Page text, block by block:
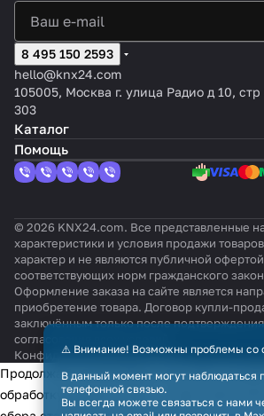
8 495 150 2593
hello@knx24.com
105005, Москва г. улица Радио д 10,
303
Каталог
Помощь
© 2026 KNX24.com. Все представленные
характеристики и условия продажи
характер и не являются публичной
соответствующих норм гражданского
Оформление заказа на сайте является
приобретение товара. Договор купли-
заключённым только после
согласования всех условий.
КонфиденциальностьОферта
⚠️ Внимание! Возможны проблемы со
В данный момент могут наблюдаться
телефонной связью.
Вы всегда можете связаться с нами
Продолжая использовать наш сайт, вы
обработку файлов cookie в целях